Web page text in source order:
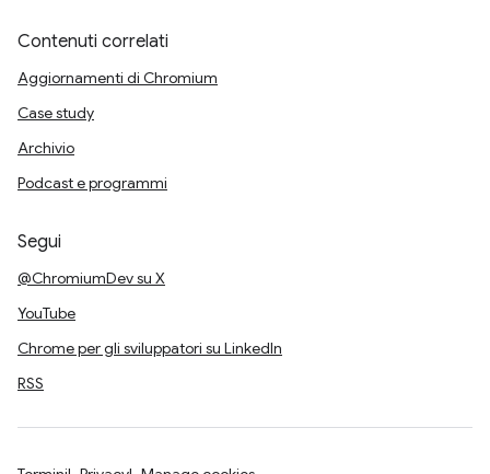
Contenuti correlati
Aggiornamenti di Chromium
Case study
Archivio
Podcast e programmi
Segui
@ChromiumDev su X
YouTube
Chrome per gli sviluppatori su LinkedIn
RSS